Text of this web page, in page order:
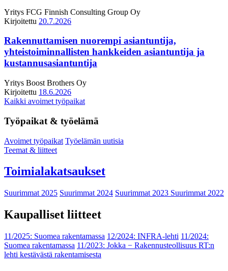
Yritys FCG Finnish Consulting Group Oy
Kirjoitettu 20.7.2026
Rakennuttamisen nuorempi asiantuntija,
yhteistoiminnallisten hankkeiden asiantuntija ja
kustannusasiantuntija
Yritys Boost Brothers Oy
Kirjoitettu 18.6.2026
Kaikki avoimet työpaikat
Työpaikat & työelämä
Avoimet työpaikat Työelämän uutisia
Teemat & liitteet
Toimialakatsaukset
Suurimmat 2025 Suurimmat 2024 Suurimmat 2023 Suurimmat 2022
Kaupalliset liitteet
11/2025: Suomea rakentamassa 12/2024: INFRA-lehti 11/2024:
Suomea rakentamassa 11/2023: Jokka − Rakennusteollisuus RT:n
lehti kestävästä rakentamisesta